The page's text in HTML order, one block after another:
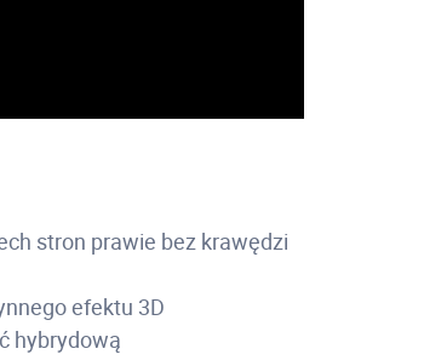
stron prawie bez krawędzi
efektu 3D
hybrydową